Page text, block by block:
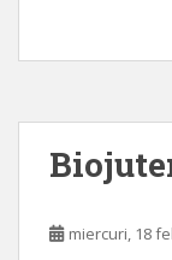
miercuri, 18